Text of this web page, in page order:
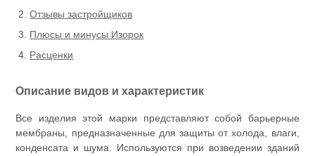
Отзывы застройщиков
Плюсы и минусы Изорок
Расценки
Описание видов и характеристик
Все изделия этой марки представляют собой барьерные
мембраны, предназначенные для защиты от холода, влаги,
конденсата и шума. Используются при возведении зданий